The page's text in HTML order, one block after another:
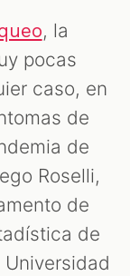
, la
pocas
caso, en
de
de
Roselli,
de
de